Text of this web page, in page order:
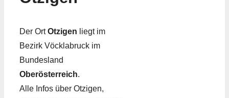
Der OrtOtzigen liegt im
Bezirk Vöcklabruck im
Bundesland
Oberösterreich.
Alle Infos über Otzigen,